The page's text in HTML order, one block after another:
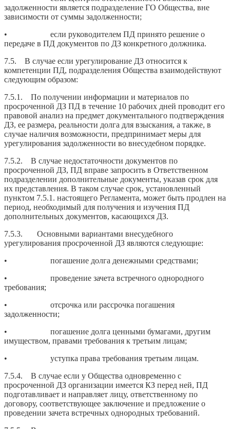
задолженности является подразделение ГО Общества, вне
зависимости от суммы задолженности;
• если руководителем ПД принято решение о
передаче в ПД документов по ДЗ конкретного должника.
7.5. В случае если урегулирование ДЗ относится к
компетенции ПД, подразделения Общества взаимодействуют
следующим образом:
7.5.1. По получении информации и материалов по
просроченной ДЗ ПД в течение 10 рабочих дней проводит его
правовой анализ на предмет документального подтверждения
ДЗ, ее размера, реальности долга для взыскания, а также, в
случае наличия возможности, предпринимает меры для
урегулирования задолженности во внесудебном порядке.
7.5.2. В случае недостаточности документов по
просроченной ДЗ, ПД вправе запросить в Ответственном
подразделении дополнительные документы, указав срок для
их представления. В таком случае срок, установленный
пунктом 7.5.1. настоящего Регламента, может быть продлен на
период, необходимый для получения и изучения ПД
дополнительных документов, касающихся ДЗ.
7.5.3. Основными вариантами внесудебного
урегулирования просроченной ДЗ являются следующие:
• погашение долга денежными средствами;
• проведение зачета встречного однородного
требования;
• отсрочка или рассрочка погашения
задолженности;
• погашение долга ценными бумагами, другим
имуществом, правами требования к третьим лицам;
• уступка права требования третьим лицам.
7.5.4. В случае если у Общества одновременно с
просроченной ДЗ организации имеется КЗ перед ней, ПД
подготавливает и направляет лицу, ответственному по
договору, соответствующее заключение и предложение о
проведении зачета встречных однородных требований.